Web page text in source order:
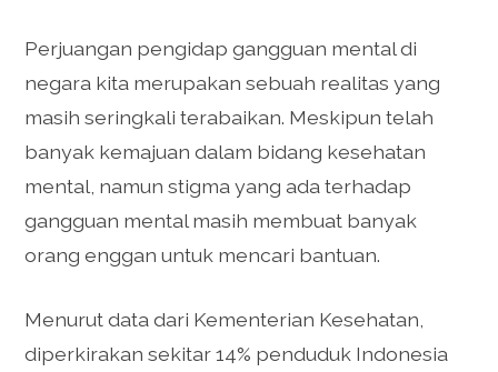
Perjuangan pengidap gangguan mental di
negara kita merupakan sebuah realitas yang
masih seringkali terabaikan. Meskipun telah
banyak kemajuan dalam bidang kesehatan
mental, namun stigma yang ada terhadap
gangguan mental masih membuat banyak
orang enggan untuk mencari bantuan.
Menurut data dari Kementerian Kesehatan,
diperkirakan sekitar 14% penduduk Indonesia